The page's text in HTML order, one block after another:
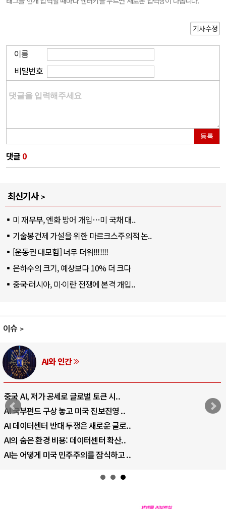
기사수정
이름
비밀번호
등록
댓글 0
최신기사
미 재무부, 엔화 방어 개입…미 국채 대..
기술봉건제 가설을 위한 마르크스주의적 논..
[운동권 대모험] 너무 더워!!!!!!!
은하수의 크기, 예상보다 10% 더 크다
중국·러시아, 미·이란 전쟁에 본격 개입..
이슈
AI와 인간
중국 AI, 저가 공세로 글로벌 토큰 시..
AI 국부펀드 구상 놓고 미국 진보진영 ..
AI 데이터센터 반대 투쟁은 새로운 글로..
AI의 숨은 환경 비용: 데이터센터 확산..
AI는 어떻게 미국 민주주의를 잠식하고 ..